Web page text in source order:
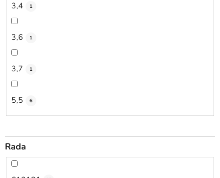
3,4 1
3,6 1
3,7 1
5,5 6
Rada